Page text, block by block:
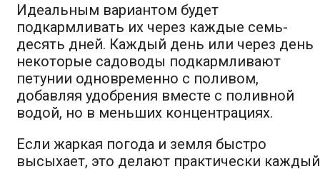
Идеальным вариантом будет
подкармливать их через каждые семь-
десять дней. Каждый день или через день
некоторые садоводы подкармливают
петунии одновременно с поливом,
добавляя удобрения вместе с поливной
водой, но в меньших концентрациях.
Если жаркая погода и земля быстро
высыхает, это делают практически каждый